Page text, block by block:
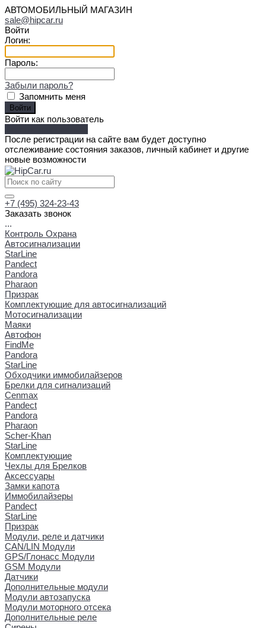
АВТОМОБИЛЬНЫЙ МАГАЗИН
sale@hipcar.ru
Войти
Логин:
Пароль:
Забыли пароль?
Запомнить меня
Войти как пользователь
После регистрации на сайте вам будет доступно
отслеживание состояния заказов, личный кабинет и другие
новые возможности
+7 (495) 324-23-43
Заказать звонок
...
Контроль Охрана
Автосигнализации
StarLine
Pandect
Pandora
Pharaon
Призрак
Комплектующие для автосигнализаций
Мотосигнализации
Маяки
Автофон
FindMe
Pandora
StarLine
Обходчики иммобилайзеров
Брелки для сигнализаций
Cenmax
Pandect
Pandora
Pharaon
Scher-Khan
StarLine
Комплектующие
Чехлы для Брелков
Аксессуары
Замки капота
Иммобилайзеры
Pandect
StarLine
Призрак
Модули, реле и датчики
CAN/LIN Модули
GPS/Глонасс Модули
GSM Модули
Датчики
Дополнительные модули
Модули автозапуска
Модули моторного отсека
Дополнительные реле